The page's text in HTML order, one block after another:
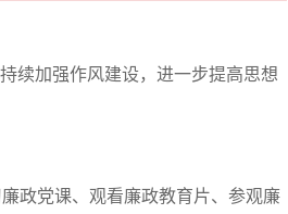
续加强作风建设，进一步提高思想
政党课、观看廉政教育片、参观廉